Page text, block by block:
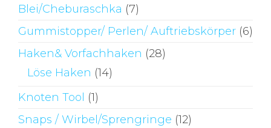
Blei/Cheburaschka (7)
Gummistopper/ Perlen/ Auftriebskörper (6)
Haken& Vorfachhaken (28)
Löse Haken (14)
Knoten Tool (1)
Snaps / Wirbel/Sprengringe (12)